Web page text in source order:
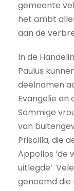
gemeente
het ambt
aan de
In de
Paulus
deelnamen
Evangelie en
Sommige
van
Priscilla, die
Appollos ‘de
uitlegde’.
genoemd die